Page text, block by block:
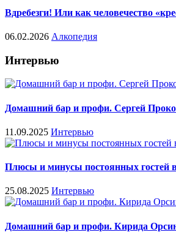
Вдребезги! Или как человечество
06.02.2026 Алкопедия
Интервью
Домашний бар и профи. Сергей
11.09.2025 Интервью
Плюсы и минусы постоянных гостей
25.08.2025 Интервью
Домашний бар и профи. Кирида